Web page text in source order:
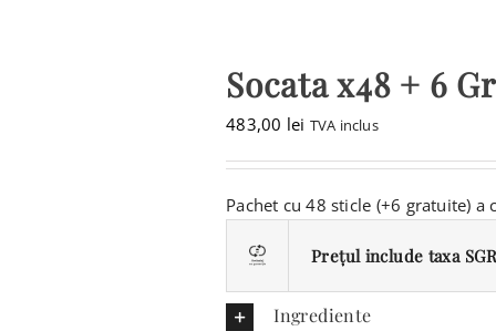
Socata x48 + 6
483,00 lei TVA inclus
Pachet cu 48 sticle (+6 gratuite) a
Prețul include taxa
Ingrediente